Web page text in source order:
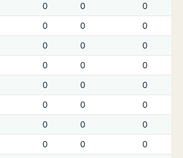
0 0
0
0 0
0
0 0
0
0 0
0
0 0
0
0 0
0
0 0
0
0 0
0